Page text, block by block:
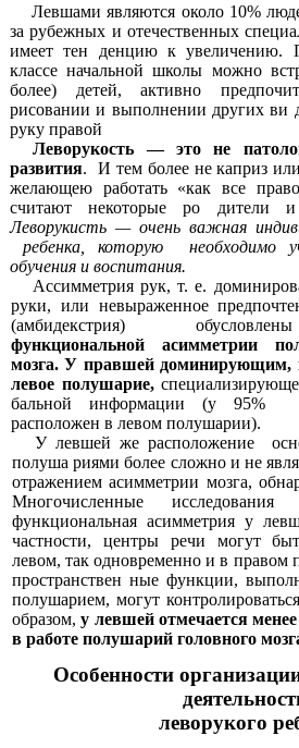
Левшами являются около 10%
за рубежных и отечественных
имеет тен денцию к увеличению.
классе начальной школы можно
более) детей, активно
рисовании и выполнении других ви
руку правой
Леворукость — это не
развития. И тем более не каприз
желающею работать «как все
считают некоторые ро дители
Леворукисть — очень важная
ребенка, которую необходимо
обучения и воспитания.
Ассимметрия рук, т. е.
руки, или невыраженное
(амбидекстрия)
функциональной асимметрии
мозга. У правшей доминирующим,
левое полушарие,
бальной информации (у 95%
расположен в левом полушарии).
У левшей же расположение
полуша риями более сложно и не
отражением асимметрии мозга,
Многочисленные
функциональная асимметрия у
частности, центры речи могут
левом, так одновременно и в правом
пространствен ные функции,
полушарием, могут
образом,у левшей отмечается
в работе полушарий головного
Особенности
леворукого